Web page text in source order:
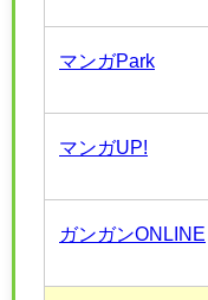
マンガPark
マンガUP!
ガンガンONLINE